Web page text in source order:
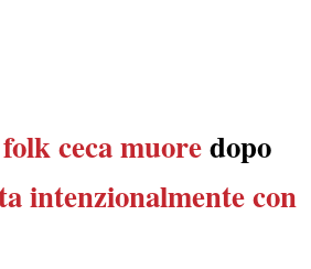
cecamuoredopo
intenzionalmente con